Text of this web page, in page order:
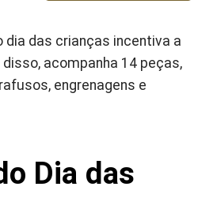
dia das crianças incentiva a
acompanha 14 peças,
engrenagens e
Dia das